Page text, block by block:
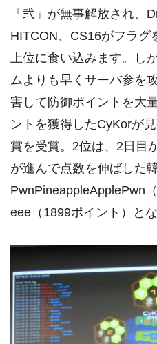
「弐」が無事解放され、
HITCON、CS16がフラグ
上位に食い込みます。し
ムよりも早くサーバ参を
害して防御ポイントを大
ントを獲得したCyKorが
賞を受賞。2位は、2日目
が進んで点数を伸ばした
PwnPineappleApplePwn
eee（1899ポイント）とな